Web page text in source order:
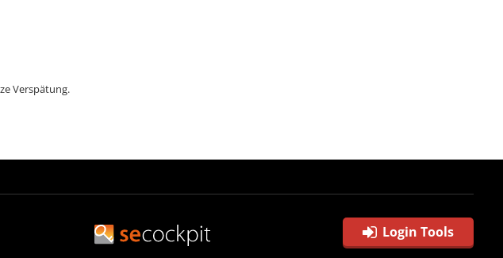
Verspätung.
mich ganz kurz vor.
Login Tools